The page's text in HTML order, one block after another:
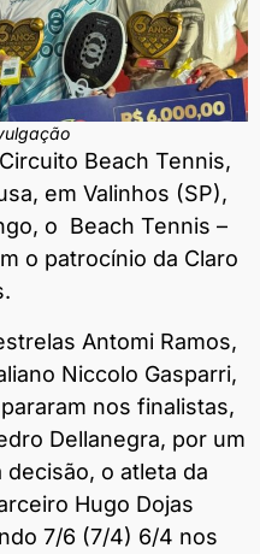
Beach Tennis,
em Valinhos (SP),
o Beach Tennis –
o patrocínio da Claro
Antomi Ramos,
Niccolo Gasparri,
nos finalistas,
Dellanegra, por um
o atleta da
Hugo Dojas
7/6 (7/4) 6/4 nos